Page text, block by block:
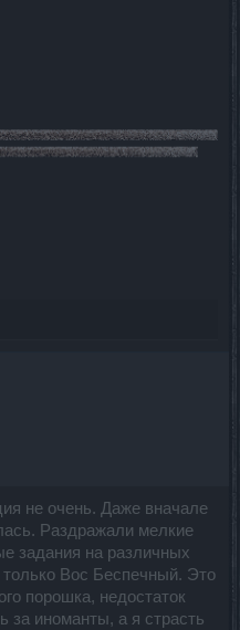
не очень. Даже вначале
Раздражали мелкие
задания на различных
Вос Беспечный. Это
порошка, недостаток
за иноманты, а я страсть